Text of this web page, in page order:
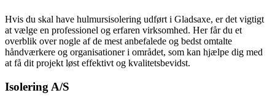
Hvis du skal have hulmursisolering udført i Gladsaxe, er det vigtigt
at vælge en professionel og erfaren virksomhed. Her får du et
overblik over nogle af de mest anbefalede og bedst omtalte
håndværkere og organisationer i området, som kan hjælpe dig med
at få dit projekt løst effektivt og kvalitetsbevidst.
Isolering A/S